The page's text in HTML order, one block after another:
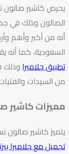
يحرص كاشير صالون
الصالون وذلك في
أنه من أكبر وأهم
السعودية، كما أنه
تطبيق جلاميراوذلك
من السيدات
مميزات كاشير
يتميز كاشير
تجميل مع جلاميرا